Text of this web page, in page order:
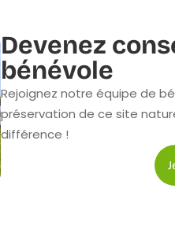
Devenez
bénévole
Rejoignez notre équipe de
préservation de ce site
différence !